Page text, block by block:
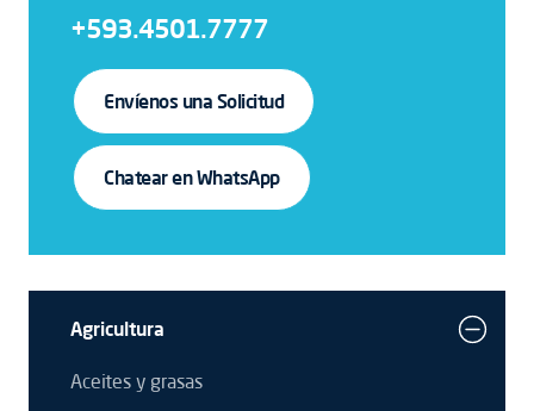
+593.4501.7777
Envíenos una Solicitud
Chatear en WhatsApp
Agricultura
Aceites y grasas